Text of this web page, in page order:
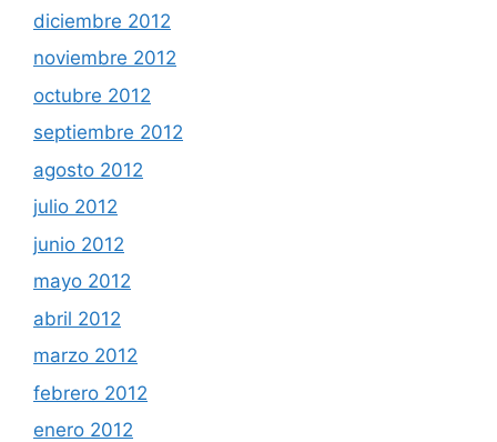
diciembre 2012
noviembre 2012
octubre 2012
septiembre 2012
agosto 2012
julio 2012
junio 2012
mayo 2012
abril 2012
marzo 2012
febrero 2012
enero 2012